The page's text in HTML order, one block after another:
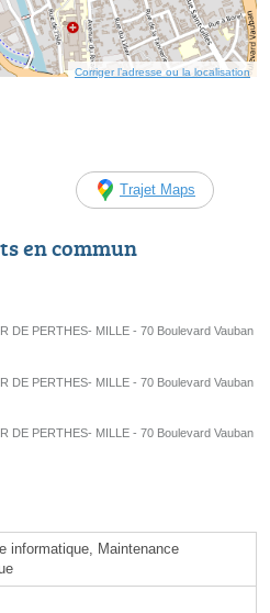
Corriger l’adresse ou la localisation
Trajet Maps
en commun
DE PERTHES- MILLE - 70 Boulevard Vauban
DE PERTHES- MILLE - 70 Boulevard Vauban
DE PERTHES- MILLE - 70 Boulevard Vauban
informatique, Maintenance